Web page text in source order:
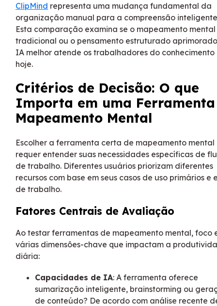
ClipMind representa uma mudança fundamental da
organização manual para a compreensão
Esta comparação examina se o mapeamento mental
tradicional ou o pensamento estruturado
IA melhor atende os trabalhadores do conhecimento
hoje.
Critérios de Decisão: O que
Importa em uma
Mapeamento Mental
Escolher a ferramenta certa de mapeamento mental
requer entender suas necessidades específicas de
de trabalho. Diferentes usuários priorizam diferentes
recursos com base em seus casos de uso primários e
de trabalho.
Fatores Centrais de Avaliação
Ao testar ferramentas de mapeamento mental, foco
várias dimensões-chave que impactam a
diária:
Capacidades de IA: A ferramenta oferece
sumarização inteligente, brainstorming ou
de conteúdo? De acordo com análise recente